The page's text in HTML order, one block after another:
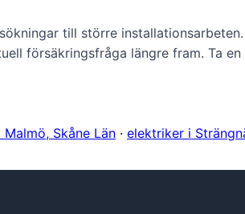
till större
försäkringsfråga längre fram. Ta
Skåne Län · elektriker i